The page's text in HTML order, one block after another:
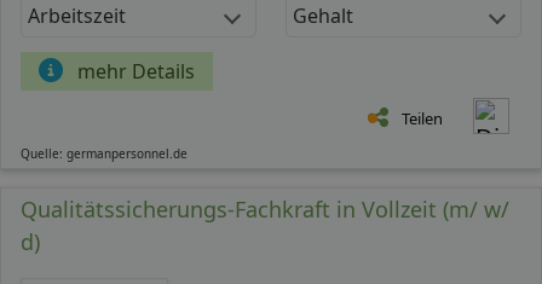
Arbeitszeit Gehalt
mehr Details
Teilen
Quelle: germanpersonnel.de
Qualitätssicherungs-Fachkraft in Vollzeit (m/ w/
d)